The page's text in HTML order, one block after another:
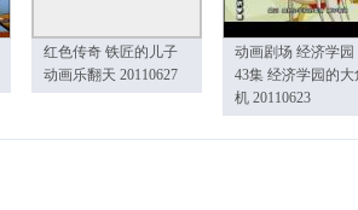
红色传奇 铁匠的儿子
动画乐翻天 20110627
动画剧场 经济学园
43集 经济学园的大
机 20110623